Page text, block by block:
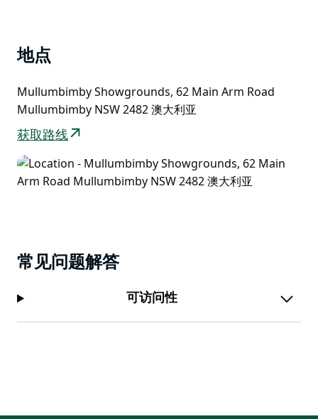
地点
Mullumbimby Showgrounds, 62 Main Arm Road
Mullumbimby NSW 2482 澳大利亚
获取路线
常见问题解答
可访问性